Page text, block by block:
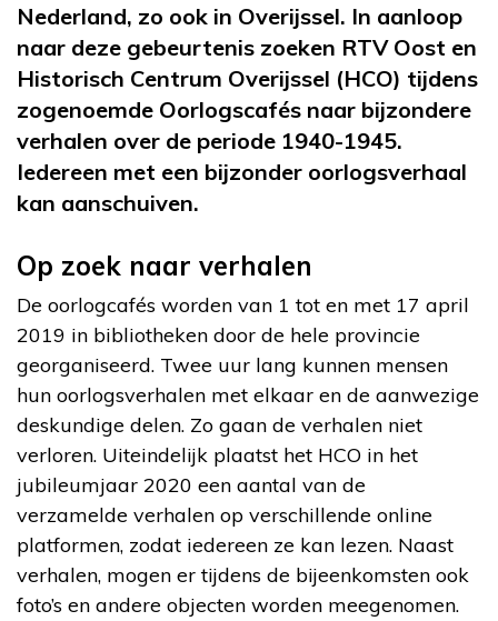
Nederland, zo ook in Overijssel. In aanloop
naar deze gebeurtenis zoeken RTV Oost en
Historisch Centrum Overijssel (HCO) tijdens
zogenoemde Oorlogscafés naar bijzondere
verhalen over de periode 1940-1945.
Iedereen met een bijzonder oorlogsverhaal
kan aanschuiven.
Op zoek naar verhalen
De oorlogcafés worden van 1 tot en met 17 april
2019 in bibliotheken door de hele provincie
georganiseerd. Twee uur lang kunnen mensen
hun oorlogsverhalen met elkaar en de aanwezige
deskundige delen. Zo gaan de verhalen niet
verloren. Uiteindelijk plaatst het HCO in het
jubileumjaar 2020 een aantal van de
verzamelde verhalen op verschillende online
platformen, zodat iedereen ze kan lezen. Naast
verhalen, mogen er tijdens de bijeenkomsten ook
foto’s en andere objecten worden meegenomen.